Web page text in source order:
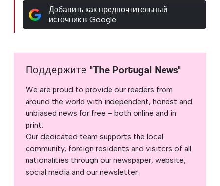
Добавить как предпочтительный
источник в Google
Поддержите "The Portugal News"
We are proud to provide our readers from
around the world with independent, honest and
unbiased news for free – both online and in
print.
Our dedicated team supports the local
community, foreign residents and visitors of all
nationalities through our newspaper, website,
social media and our newsletter.